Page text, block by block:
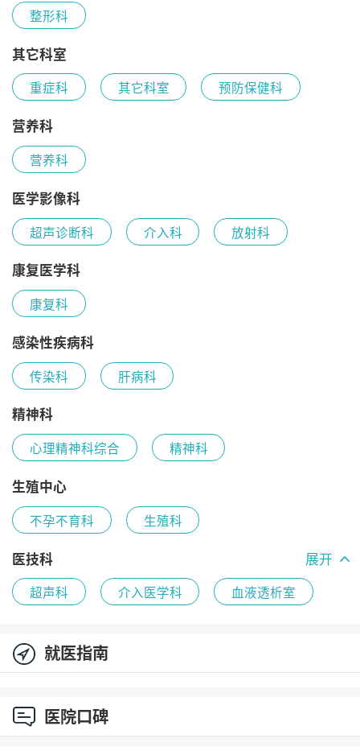
整形科
其它科室
重症科 其它科室 预防保健科
营养科
营养科
医学影像科
超声诊断科 介入科 放射科
康复医学科
康复科
感染性疾病科
传染科 肝病科
精神科
心理精神科综合 精神科
生殖中心
不孕不育科 生殖科
医技科 展开
超声科 介入医学科 血液透析室
就医指南
医院口碑